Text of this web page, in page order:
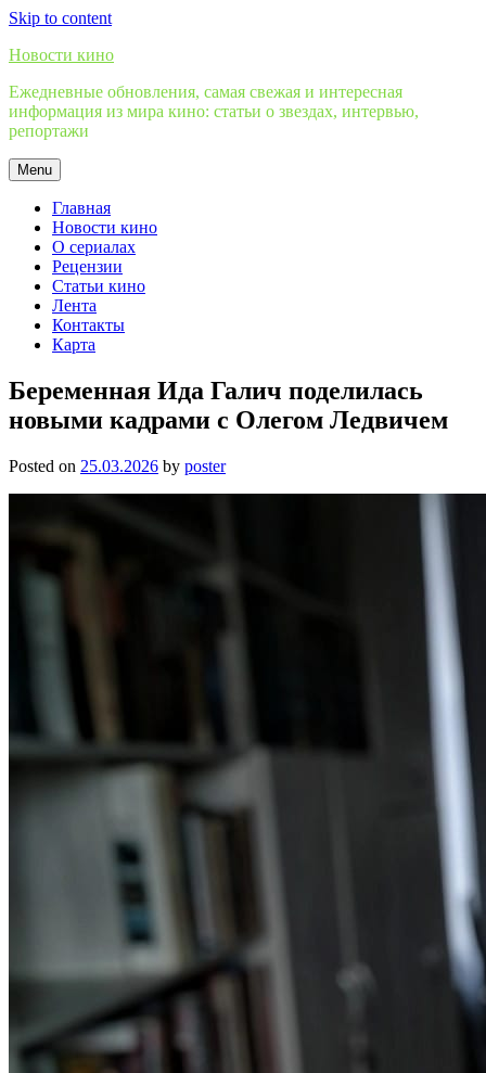
Skip to content
Новости кино
Ежедневные обновления, самая свежая и интересная
информация из мира кино: статьи о звездах, интервью,
репортажи
Menu
Главная
Новости кино
О сериалах
Рецензии
Статьи кино
Лента
Контакты
Карта
Беременная Ида Галич поделилась
новыми кадрами с Олегом Ледвичем
Posted on 25.03.2026 by poster